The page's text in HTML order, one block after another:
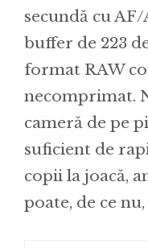
secundă cu
buffer de 223
format RAW
necomprimat.
cameră de pe
suficient de
copii la joacă,
poate, de ce